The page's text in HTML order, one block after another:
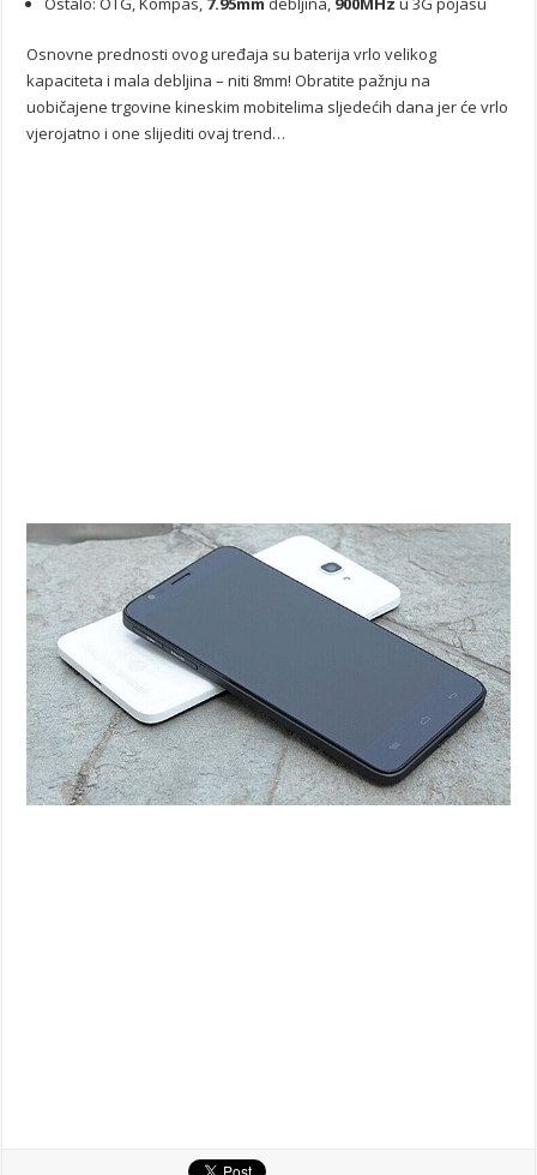
Osnovne prednosti ovog uređaja su baterija vrlo velikog
kapaciteta i mala debljina – niti 8mm! Obratite pažnju na
uobičajene trgovine kineskim mobitelima sljedećih dana jer će vrlo
vjerojatno i one slijediti ovaj trend…